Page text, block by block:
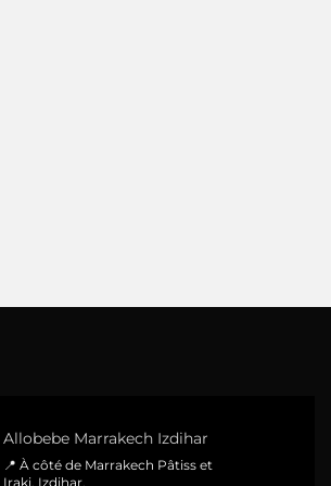
Allobebe Marrakech Izdihar
📍 À côté de Marrakech Pâtiss et
Iraki, Izdihar,